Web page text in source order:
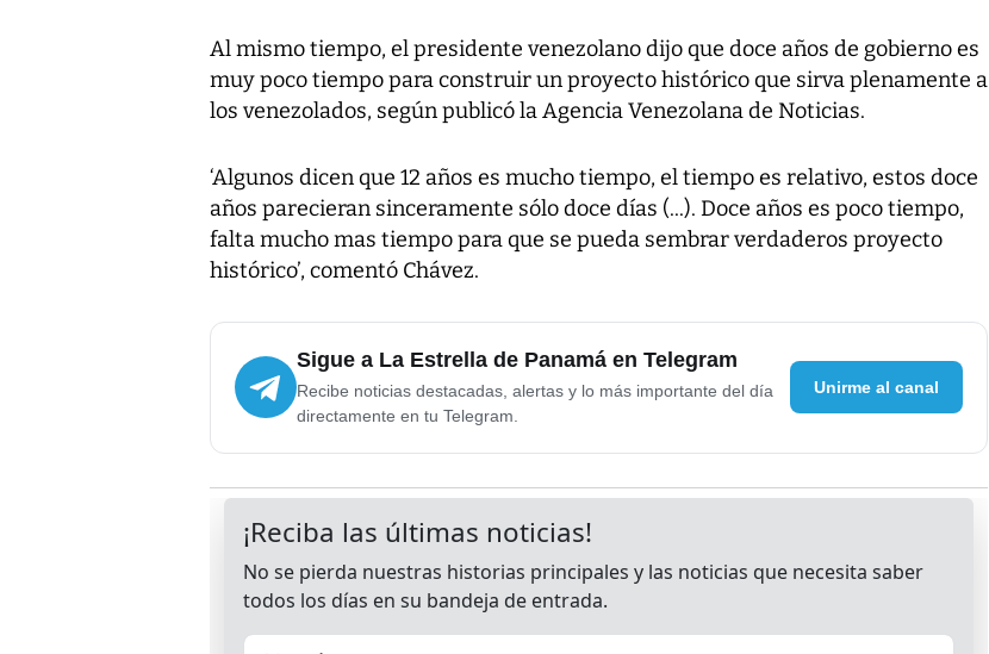
Al mismo tiempo, el presidente venezolano dijo que doce años de gobierno es
muy poco tiempo para construir un proyecto histórico que sirva plenamente a
los venezolados, según publicó la Agencia Venezolana de Noticias.
‘Algunos dicen que 12 años es mucho tiempo, el tiempo es relativo, estos doce
años parecieran sinceramente sólo doce días (...). Doce años es poco tiempo,
falta mucho mas tiempo para que se pueda sembrar verdaderos proyecto
histórico’, comentó Chávez.
Sigue a La Estrella de Panamá en Telegram
Recibe noticias destacadas, alertas y lo más importante del día
directamente en tu Telegram.
Unirme al canal